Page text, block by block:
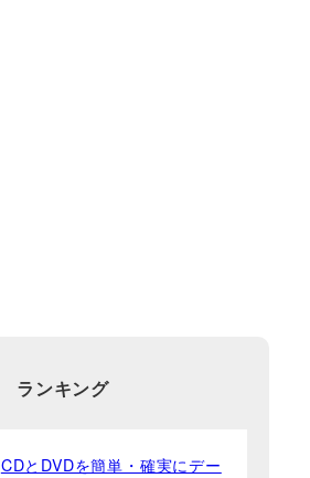
ランキング
CDとDVDを簡単・確実にデー